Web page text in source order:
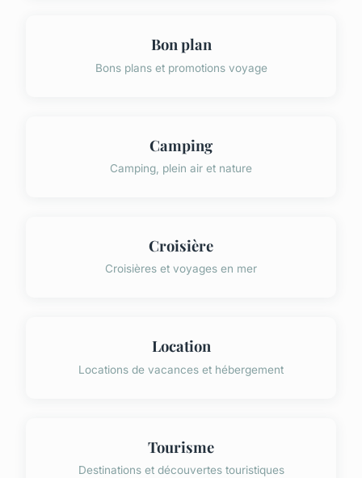
Bon plan
Bons plans et promotions voyage
Camping
Camping, plein air et nature
Croisière
Croisières et voyages en mer
Location
Locations de vacances et hébergement
Tourisme
Destinations et découvertes touristiques